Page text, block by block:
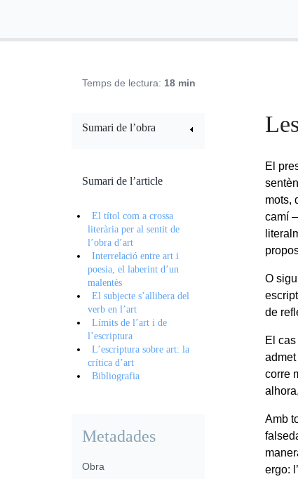
Temps de lectura: 18 min
El
mots,
camí
O
de
El
corre
Amb
ergo:
Sumari de l’obra
Sumari de l’article
El títol com a crossa
literària per al sentit de
l’obra d’art
Interrelació entre art i
poesia, el laberint d’un
malentès
El subjecte s’allibera del
verb en l’art
Límits de l’art i de
l’escriptura
L’escriptura sobre art: la
crítica d’art
Bibliografia
Metadades
Obra